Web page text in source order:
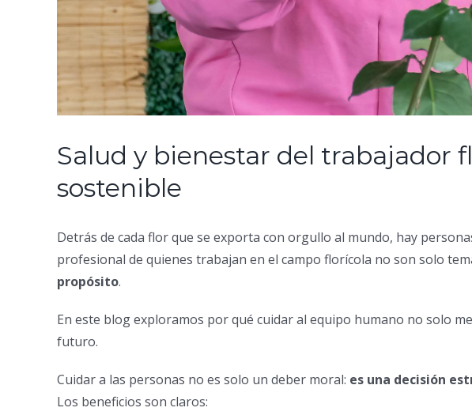
Salud y bienestar del trabajador
sostenible
Detrás de cada flor que se exporta con orgullo al mundo, hay
profesional de quienes trabajan en el campo florícola no son solo
propósito.
En este blog exploramos por qué cuidar al equipo humano no solo
futuro.
Cuidar a las personas no es solo un deber moral: es una decisión
Los beneficios son claros: